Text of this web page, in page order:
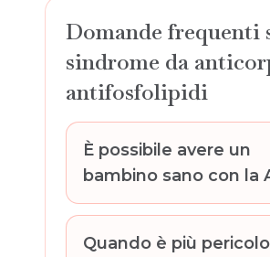
Domande frequenti
sindrome da
antifosfolipidi
È possibile avere un
bambino sano con la
Quando è più